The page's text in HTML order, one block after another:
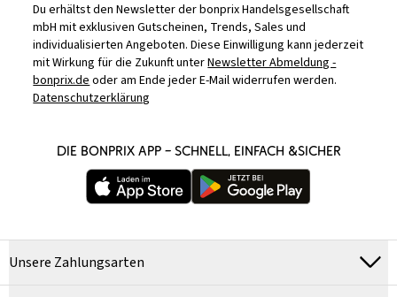
Du erhältst den Newsletter der bonprix Handelsgesellschaft
mbH mit exklusiven Gutscheinen, Trends, Sales und
individualisierten Angeboten. Diese Einwilligung kann jederzeit
mit Wirkung für die Zukunft unterNewsletter Abmeldung -
bonprix.deoder am Ende jeder E-Mail widerrufen werden.
Datenschutzerklärung
DIE BONPRIX APP – SCHNELL, EINFACH &SICHER
Unsere Zahlungsarten